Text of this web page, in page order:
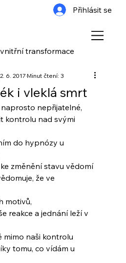
transformace
Přihlásit se
i vleklá smrt
2. 6. 2017Minut čtení: 3
nepřijatelné,
kontrolu nad svými
do hypnózy u
změnění stavu vědomí
že ve
motivů,
reakce a jednání leží v
mimo naši kontrolu
tomu, co vídám u